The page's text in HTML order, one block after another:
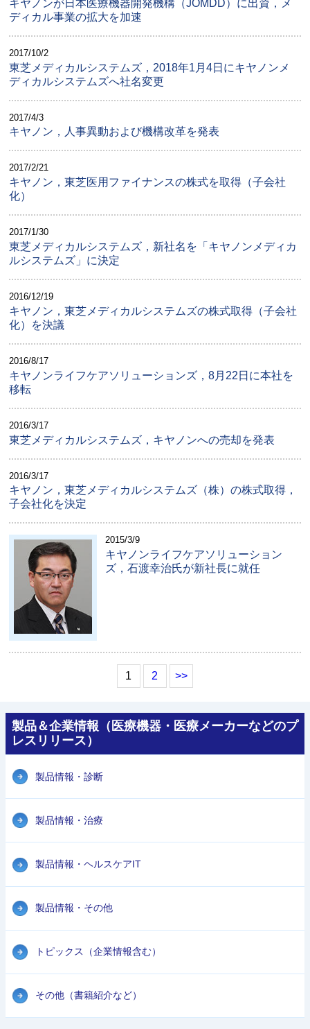
キヤノンが日本医療機器開発機構（JOMDD）に出資，メ
ディカル事業の拡大を加速
2017/10/2
東芝メディカルシステムズ，2018年1月4日にキヤノンメ
ディカルシステムズへ社名変更
2017/4/3
キヤノン，人事異動および機構改革を発表
2017/2/21
キヤノン，東芝医用ファイナンスの株式を取得（子会社
化）
2017/1/30
東芝メディカルシステムズ，新社名を「キヤノンメディカ
ルシステムズ」に決定
2016/12/19
キヤノン，東芝メディカルシステムズの株式取得（子会社
化）を決議
2016/8/17
キヤノンライフケアソリューションズ，8月22日に本社を
移転
2016/3/17
東芝メディカルシステムズ，キヤノンへの売却を発表
2016/3/17
キヤノン，東芝メディカルシステムズ（株）の株式取得，
子会社化を決定
2015/3/9
キヤノンライフケアソリューション
ズ，石渡幸治氏が新社長に就任
1 2 >>
製品＆企業情報（医療機器・医療メーカーなどのプ
レスリリース）
製品情報・診断
製品情報・治療
製品情報・ヘルスケアIT
製品情報・その他
トピックス（企業情報含む）
その他（書籍紹介など）